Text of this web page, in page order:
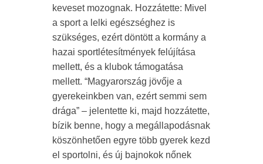
keveset mozognak. Hozzátette: Mivel
a sport a lelki egészséghez is
szükséges, ezért döntött a kormány a
hazai sportlétesítmények felújítása
mellett, és a klubok támogatása
mellett. “Magyarország jövője a
gyerekeinkben van, ezért semmi sem
drága” – jelentette ki, majd hozzátette,
bízik benne, hogy a megállapodásnak
köszönhetően egyre több gyerek kezd
el sportolni, és új bajnokok nőnek